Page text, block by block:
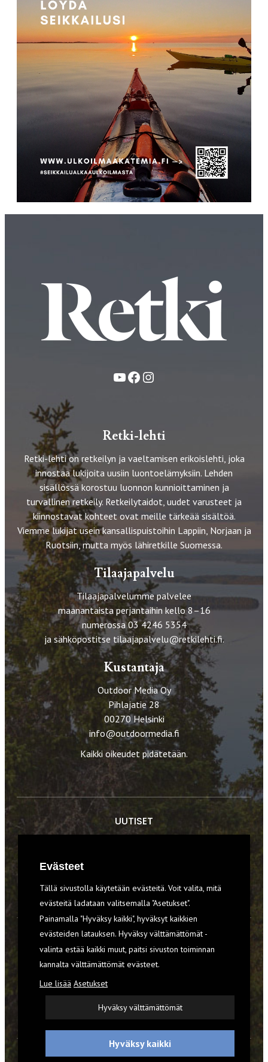
YouTube
FacebookInstagram
Retki-lehti
Retki-lehti on retkeilyn ja vaeltamisen erikoislehti, joka
innostaa lukijoita uusiin luontoelämyksiin. Lehden
sisällössä korostuu luonnon kunnioittaminen ja
turvallinen retkeily. Retkeilytaidot, uudet varusteet ja
kiinnostavat kohteet ovat meille tärkeää sisältöä.
Viemme lukijat usein kansallispuistoihin Lappiin, Norjaan ja
Ruotsiin, mutta myös lähiretkille Suomessa.
Tilaajapalvelu
Tilaajapalvelumme palvelee
maanantaista perjantaihin kello 8–16
numerossa 03 4246 5354
ja sähköpostitse tilaajapalvelu@retkilehti.fi.
Kustantaja
Outdoor Media Oy
Pihlajatie 28
00270 Helsinki
info@outdoormedia.fi
Kaikki oikeudet pidätetään.
UUTISET
VARUSTEET
TILAA RETKI-LEHTI
YHTEYSTIEDOT
REKISTERISELOSTE
EVÄSTEET
Evästeet
Tällä sivustolla käytetään evästeitä. Voit valita, mitä
evästeitä ladataan valitsemalla "Asetukset".
Painamalla "Hyväksy kaikki", hyväksyt kaikkien
evästeiden latauksen. Hyväksy välttämättömät -
valinta estää kaikki muut, paitsi sivuston toiminnan
kannalta välttämättömät evästeet.
Lue lisää Asetukset
Hyväksy välttämättömät
Hyväksy kaikki